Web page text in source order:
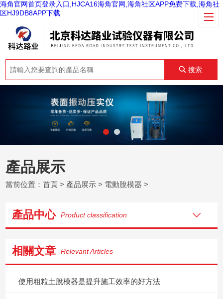
海角官网首页登录入口,HJCA16海角官网,海角社区APP免费下载,海角社
区HJ9DB8APP下载
搜索
產品展示
當前位置：首頁 > 產品展示 > 電動脫模器 >
產品中心 Product classification
相關文章 Relevant Articles
使用粗粒土脫模器是提升施工效率的好方法